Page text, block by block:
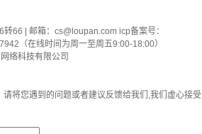
66 | 邮箱： cs@loupan.com icp备案号：
（在线时间为周一至周五9:00-18:00）
络科技有限公司
将您遇到的问题或者建议反馈给我们,我们虚心接受